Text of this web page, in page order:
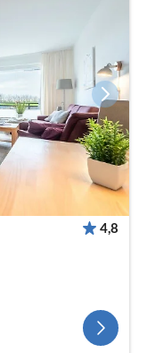
4,8